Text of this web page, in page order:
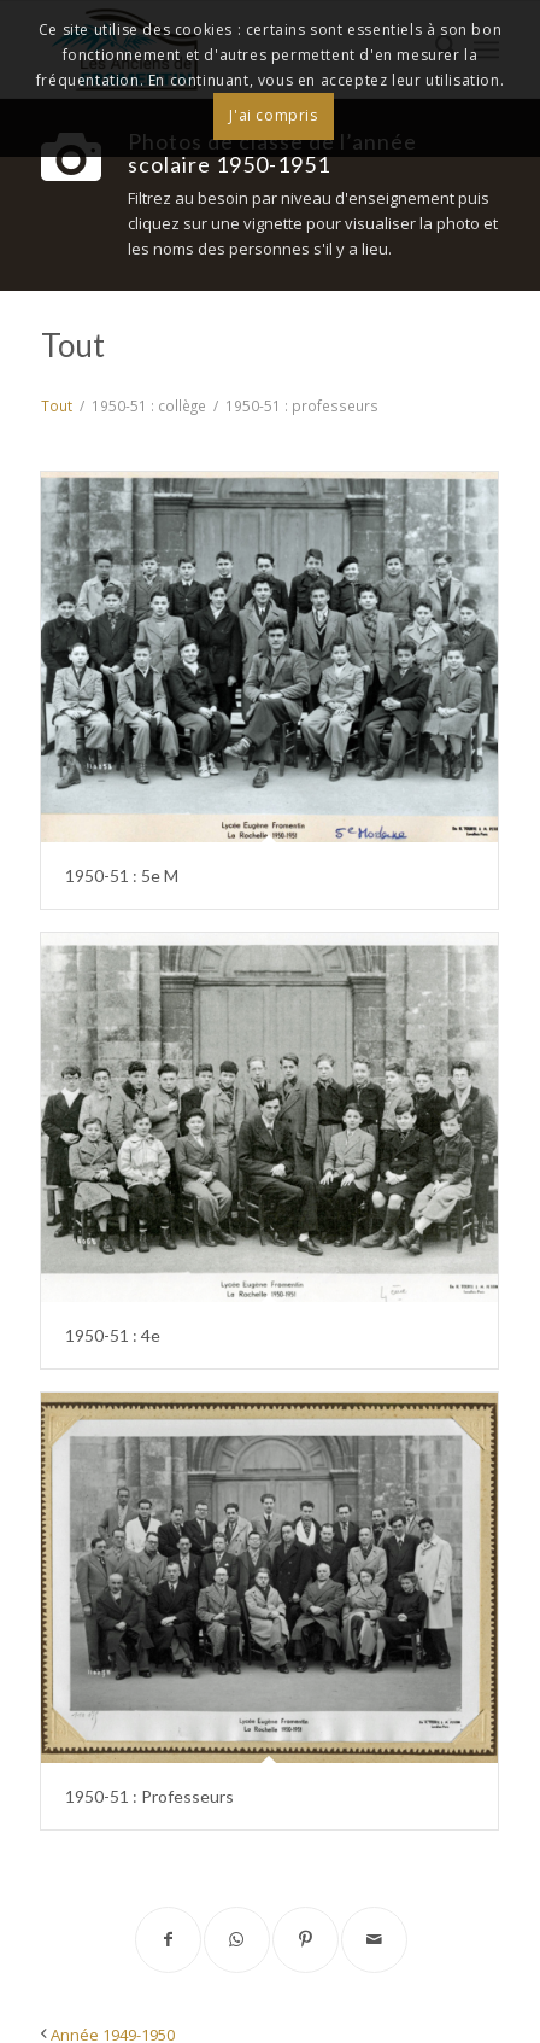
Photos de classe de l’année
scolaire 1950-1951
Filtrez au besoin par niveau d'enseignement puis
cliquez sur une vignette pour visualiser la photo et
les noms des personnes s'il y a lieu.
Tout
Tout / 1950-51 : collège / 1950-51 : professeurs
1950-51 : 5e M
1950-51 : 4e
1950-51 : Professeurs
Année 1949-1950
Ce site utilise des cookies : certains sont essentiels à son bon
fonctionnement et d'autres permettent d'en mesurer la
fréquentation. En continuant, vous en acceptez leur utilisation.
J'ai compris